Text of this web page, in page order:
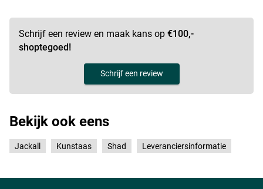
Schrijf een review en maak kans op €100,-
shoptegoed!
Schrijf een review
Bekijk ook eens
Jackall Kunstaas Shad Leveranciersinformatie